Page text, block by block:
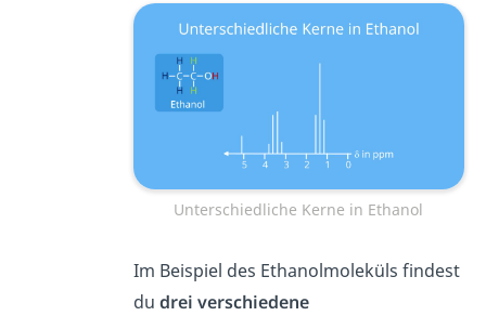
Unterschiedliche Kerne in Ethanol
Im Beispiel des Ethanolmoleküls findest
du drei verschiedene